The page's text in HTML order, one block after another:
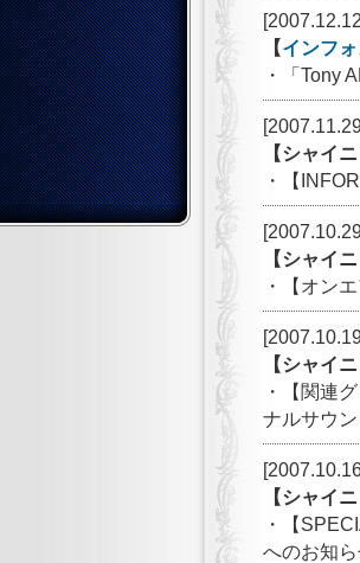
【インフ
・「Tony
【シャイ
・【
【シャイ
・【オン
【シャイ
・【関連
ナルサウ
【シャイ
・【
へのお知